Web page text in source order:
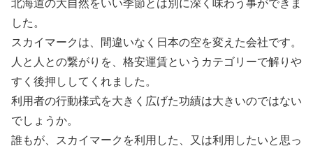
北海道の大自然をいい季節とは別に深く味わう事ができま
した。
スカイマークは、間違いなく日本の空を変えた会社です。
人と人との繋がりを、格安運賃というカテゴリーで解りや
すく後押ししてくれました。
利用者の行動様式を大きく広げた功績は大きいのではない
でしょうか。
誰もが、スカイマークを利用した、又は利用したいと思っ